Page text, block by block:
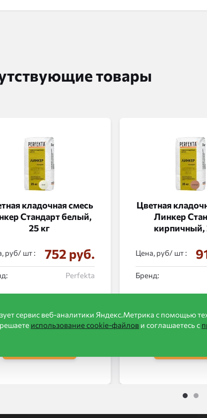
товары
кладочная смесь
Стандарт белый,
25 кг
руб/ : 752 руб.
Perfekta
Цветная
Линкер
кирпичный,
Цена, руб/ :
Бренд:
1 2
сервис веб-аналитики Яндекс.Метрика с помощью
использование cookie-файлов и соглашаетесь с